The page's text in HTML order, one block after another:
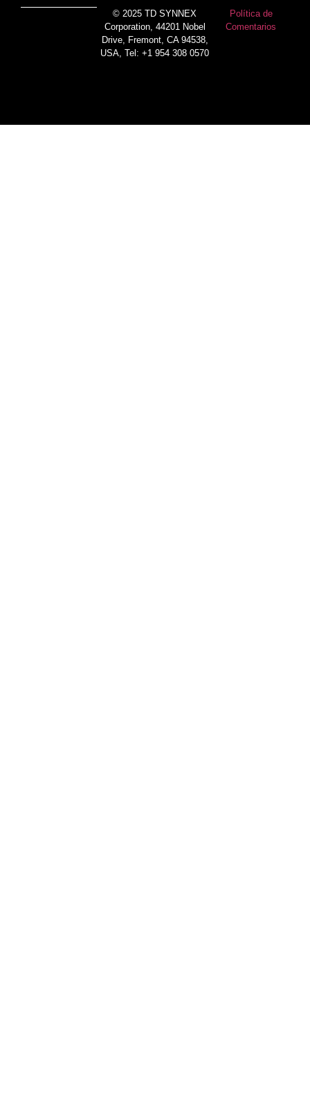
© 2025 TD SYNNEX
Corporation, 44201 Nobel
Drive, Fremont, CA 94538,
USA, Tel: +1 954 308 0570
Política de
Comentarios